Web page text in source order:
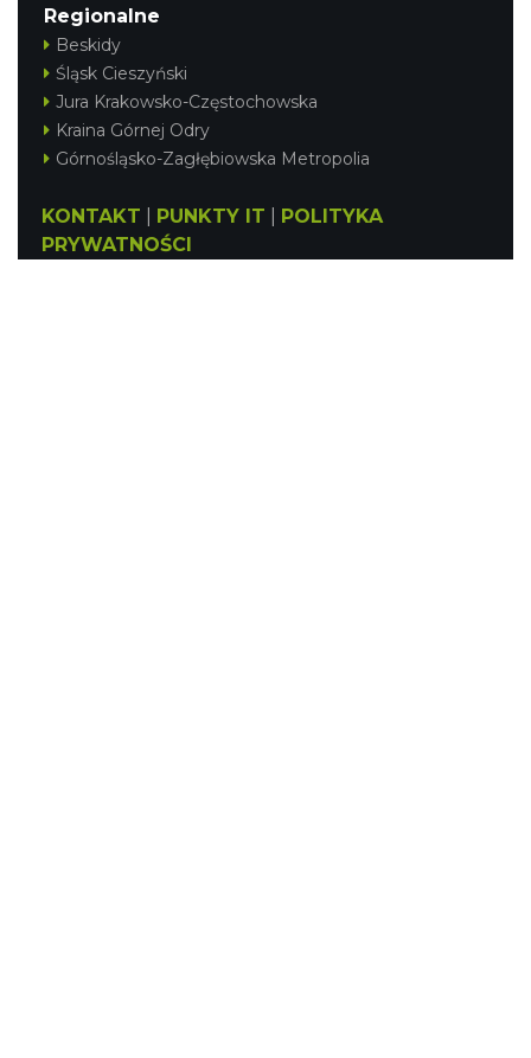
Regionalne
Beskidy
Śląsk Cieszyński
Jura Krakowsko-Częstochowska
Kraina Górnej Odry
Górnośląsko-Zagłębiowska Metropolia
KONTAKT PUNKTY IT
POLITYKA
PRYWATNOŚCI